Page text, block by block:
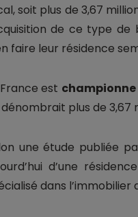
soit plus de 3,67
de ce type de
faire leur résidence
est championne
plus de 3,67
une étude publiée
d’une
dans